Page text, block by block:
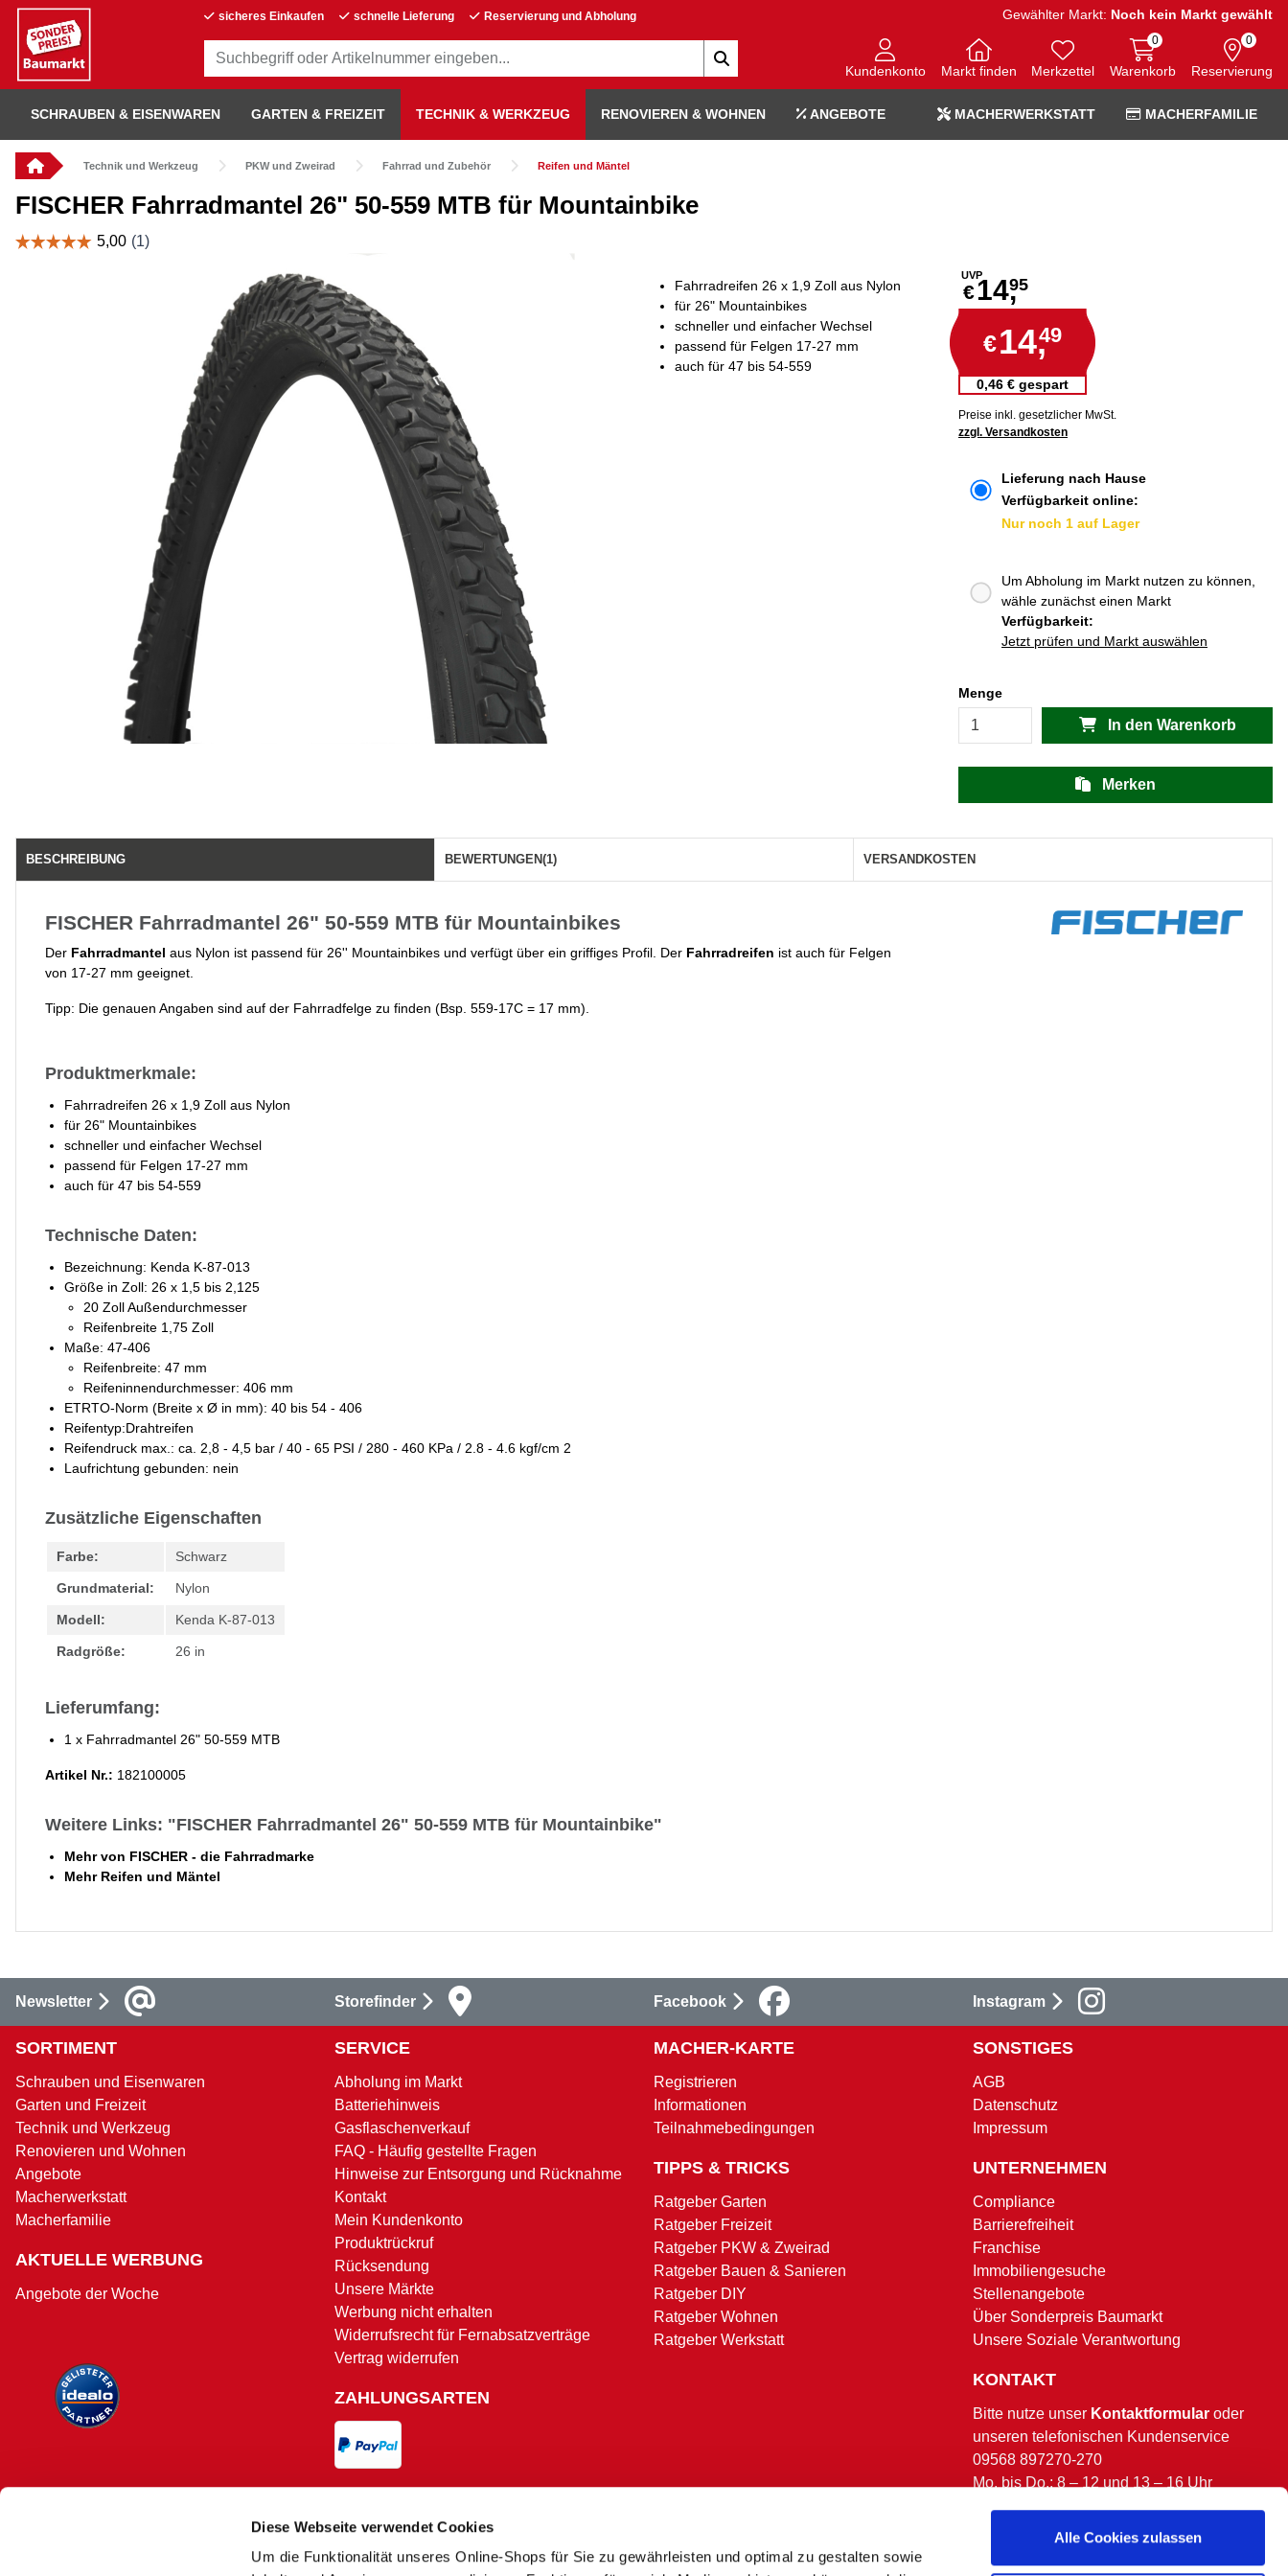
Diese Webseite verwendet Cookies
Um die Funktionalität unseres Online-Shops für Sie zu gewährleisten und optimal zu gestalten sowie
Alle Cookies zulassen
sicheres Einkaufen schnelle Lieferung Reservierung und Abholung Gewählter Markt: Noch kein Markt gewählt
Kundenkonto Markt finden Merkzettel Warenkorb
0
Reservierung
0
SCHRAUBEN & EISENWAREN GARTEN & FREIZEIT TECHNIK & WERKZEUG RENOVIEREN & WOHNEN ANGEBOTE MACHERWERKSTATT MACHERFAMILIE
Technik und Werkzeug PKW und Zweirad Fahrrad und Zubehör Reifen und Mäntel
FISCHER Fahrradmantel 26" 50-559 MTB für Mountainbike
UVP
€14,95
€14,49
0,46 € gespart
Preise inkl. gesetzlicher MwSt.
zzgl. Versandkosten
Fahrradreifen 26 x 1,9 Zoll aus Nylon
für 26" Mountainbikes
schneller und einfacher Wechsel
passend für Felgen 17-27 mm
auch für 47 bis 54-559
Lieferung nach Hause
Verfügbarkeit online:
Nur noch 1 auf Lager
Um Abholung im Markt nutzen zu können,
wähle zunächst einen Markt
Verfügbarkeit:
Jetzt prüfen und Markt auswählen
Menge
In den Warenkorb
Merken
BESCHREIBUNG BEWERTUNGEN(1) VERSANDKOSTEN
FISCHER Fahrradmantel 26" 50-559 MTB für Mountainbikes
Der Fahrradmantel aus Nylon ist passend für 26'' Mountainbikes und verfügt über ein griffiges Profil. Der Fahrradreifen ist auch für Felgen
von 17-27 mm geeignet.
Tipp: Die genauen Angaben sind auf der Fahrradfelge zu finden (Bsp. 559-17C = 17 mm).
Produktmerkmale:
Fahrradreifen 26 x 1,9 Zoll aus Nylon
für 26" Mountainbikes
schneller und einfacher Wechsel
passend für Felgen 17-27 mm
auch für 47 bis 54-559
Technische Daten:
Bezeichnung: Kenda K-87-013
Größe in Zoll: 26 x 1,5 bis 2,125
20 Zoll Außendurchmesser
Reifenbreite 1,75 Zoll
Maße: 47-406
Reifenbreite: 47 mm
Reifeninnendurchmesser: 406 mm
ETRTO-Norm (Breite x Ø in mm): 40 bis 54 - 406
Reifentyp:Drahtreifen
Reifendruck max.: ca. 2,8 - 4,5 bar / 40 - 65 PSI / 280 - 460 KPa / 2.8 - 4.6 kgf/cm 2
Laufrichtung gebunden: nein
Zusätzliche Eigenschaften
Farbe: Schwarz
Grundmaterial: Nylon
Modell: Kenda K-87-013
Radgröße: 26 in
Lieferumfang:
1 x Fahrradmantel 26" 50-559 MTB
Artikel Nr.: 182100005
Weitere Links: "FISCHER Fahrradmantel 26" 50-559 MTB für Mountainbike"
Mehr von FISCHER - die Fahrradmarke
Mehr Reifen und Mäntel
Newsletter Storefinder Facebook Instagram
SORTIMENT
Schrauben und Eisenwaren
Garten und Freizeit
Technik und Werkzeug
Renovieren und Wohnen
Angebote
Macherwerkstatt
Macherfamilie
AKTUELLE WERBUNG
Angebote der Woche
SERVICE
Abholung im Markt
Batteriehinweis
Gasflaschenverkauf
FAQ - Häufig gestellte Fragen
Hinweise zur Entsorgung und Rücknahme
Kontakt
Mein Kundenkonto
Produktrückruf
Rücksendung
Unsere Märkte
Werbung nicht erhalten
Widerrufsrecht für Fernabsatzverträge
Vertrag widerrufen
ZAHLUNGSARTEN
MACHER-KARTE
Registrieren
Informationen
Teilnahmebedingungen
TIPPS & TRICKS
Ratgeber Garten
Ratgeber Freizeit
Ratgeber PKW & Zweirad
Ratgeber Bauen & Sanieren
Ratgeber DIY
Ratgeber Wohnen
Ratgeber Werkstatt
SONSTIGES
AGB
Datenschutz
Impressum
UNTERNEHMEN
Compliance
Barrierefreiheit
Franchise
Immobiliengesuche
Stellenangebote
Über Sonderpreis Baumarkt
Unsere Soziale Verantwortung
KONTAKT
Bitte nutze unser Kontaktformular oder
unseren telefonischen Kundenservice
09568 897270-270
Mo. bis Do.: 8 – 12 und 13 – 16 Uhr
Fr.: 8 – 13 Uhr.
(ausgenommen bundesweite & bayerische